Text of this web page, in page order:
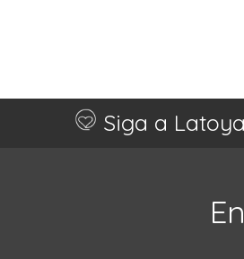
Siga a Latoya